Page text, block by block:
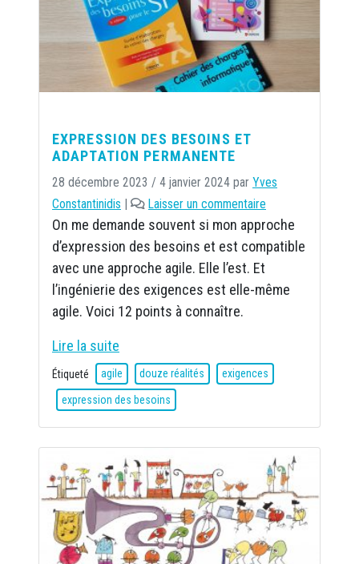
EXPRESSION DES BESOINS ET
ADAPTATION PERMANENTE
28 décembre 2023 / 4 janvier 2024 par Yves
Constantinidis | Laisser un commentaire
On me demande souvent si mon approche
d’expression des besoins et est compatible
avec une approche agile. Elle l’est. Et
l’ingénierie des exigences est elle-même
agile. Voici 12 points à connaître.
Lire la suite
Étiqueté agile douze réalités exigences
expression des besoins